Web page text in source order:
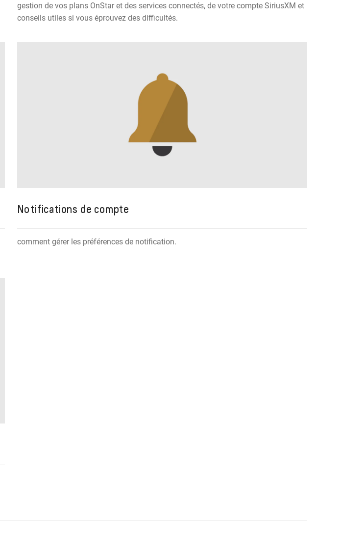
gestion de vos plans OnStar et des services connectés, de votre compte SiriusXM et
conseils utiles si vous éprouvez des difficultés.
Notifications de compte
comment gérer les préférences de notification.